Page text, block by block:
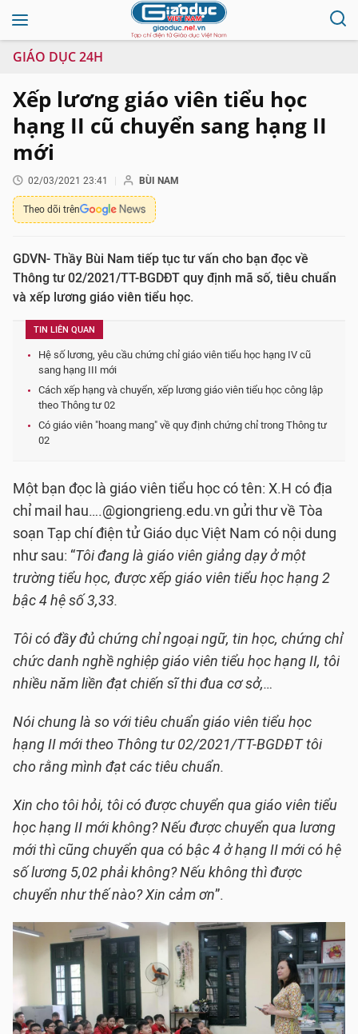
GIÁO DỤC 24H
Xếp lương giáo viên tiểu học
hạng II cũ chuyển sang hạng II
mới
02/03/2021 23:41 BÙI NAM
Theo dõi trên
GDVN- Thầy Bùi Nam tiếp tục tư vấn cho bạn đọc về
Thông tư 02/2021/TT-BGDĐT quy định mã số, tiêu chuẩn
và xếp lương giáo viên tiểu học.
TIN LIÊN QUAN
Hệ số lương, yêu cầu chứng chỉ giáo viên tiểu học hạng IV cũ
sang hạng III mới
Cách xếp hạng và chuyển, xếp lương giáo viên tiểu học công lập
theo Thông tư 02
Có giáo viên "hoang mang" về quy định chứng chỉ trong Thông tư
02
Một bạn đọc là giáo viên tiểu học có tên: X.H có địa
chỉ mail hau….@giongrieng.edu.vn gửi thư về Tòa
soạn Tạp chí điện tử Giáo dục Việt Nam có nội dung
như sau: “Tôi đang là giáo viên giảng dạy ở một
trường tiểu học, được xếp giáo viên tiểu học hạng 2
bậc 4 hệ số 3,33.
Tôi có đầy đủ chứng chỉ ngoại ngữ, tin học, chứng chỉ
chức danh nghề nghiệp giáo viên tiểu học hạng II, tôi
nhiều năm liền đạt chiến sĩ thi đua cơ sở,…
Nói chung là so với tiêu chuẩn giáo viên tiểu học
hạng II mới theo Thông tư 02/2021/TT-BGDĐT tôi
cho rằng mình đạt các tiêu chuẩn.
Xin cho tôi hỏi, tôi có được chuyển qua giáo viên tiểu
học hạng II mới không? Nếu được chuyển qua lương
mới thì cũng chuyển qua có bậc 4 ở hạng II mới có hệ
số lương 5,02 phải không? Nếu không thì được
chuyển như thế nào? Xin cảm ơn”.